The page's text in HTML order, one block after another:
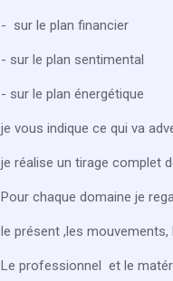
- sur le plan financier
- sur le plan sentimental
- sur le plan énergétique
je vous indique ce qui va
je réalise un tirage complet
Pour chaque domaine je
le présent ,les
Le professionnel et le